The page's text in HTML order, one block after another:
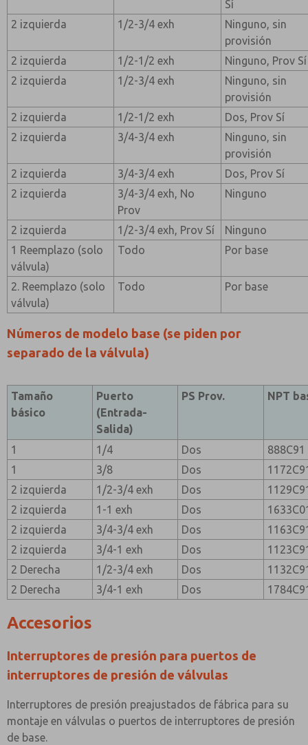
Sí
2 izquierda
1/2-3/4 exh
Ninguno, sin
provisión
2 izquierda
1/2-1/2 exh
Ninguno, Prov Sí
2 izquierda
1/2-3/4 exh
Ninguno, sin
provisión
2 izquierda
1/2-1/2 exh
Dos, Prov Sí
2 izquierda
3/4-3/4 exh
Ninguno, sin
provisión
2 izquierda
3/4-3/4 exh
Dos, Prov Sí
2 izquierda
3/4-3/4 exh, No
Prov
Ninguno
2 izquierda 1/2-3/4 exh, Prov Sí
Ninguno
1 Reemplazo (solo
válvula)
Todo Por base
2. Reemplazo (solo
válvula)
Todo Por base
Números de modelo base (se piden por
separado de la válvula)
Tamaño
básico
Puerto
(Entrada-
Salida)
PS Prov. NPT
1 1/4 Dos
888C91
1
3/8 Dos
2 izquierda
1/2-3/4 exh Dos
2 izquierda
1-1 exh Dos
2 izquierda
3/4-3/4 exh Dos
2 izquierda
3/4-1 exh Dos
2 Derecha
1/2-3/4 exh Dos
2 Derecha
3/4-1 exh Dos
Accesorios
Interruptores de presión para puertos de
interruptores de presión de válvulas
Interruptores de presión preajustados de fábrica para su
montaje en válvulas o puertos de interruptores de presión
de base.